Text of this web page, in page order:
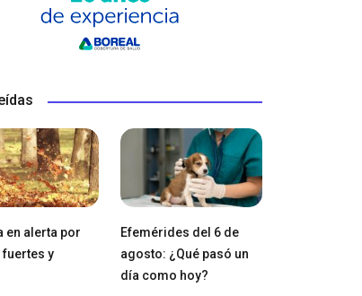
en alerta por
y
Efemérides del 6 de
agosto: ¿Qué pasó un
día como hoy?